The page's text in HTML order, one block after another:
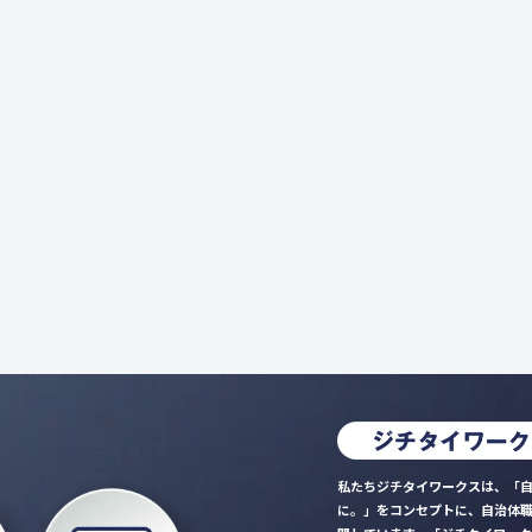
私たちジチタイワークスは、「
に。」をコンセプトに、自治体